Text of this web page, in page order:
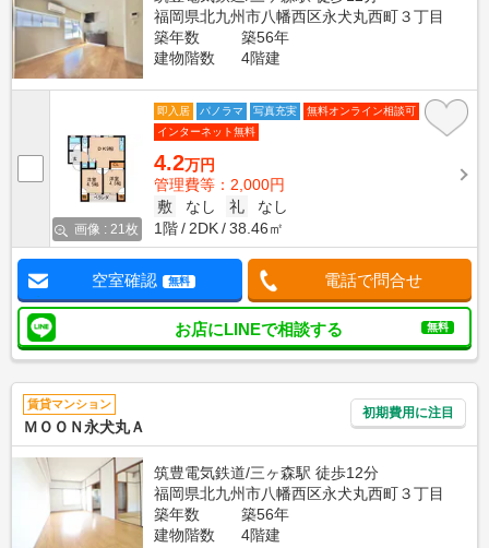
福岡県北九州市八幡西区永犬丸西町３丁目
築年数
築56年
建物階数
4階建
画像 : 21枚
即入居 パノラマ 写真充実
無料オンライン相談可
インターネット無料
4.2万円
管理費等：2,000円
敷
なし 礼
なし
1階
2DK 38.46㎡
空室確認 無料 電話で問合せ
お店にLINEで相談する 無料
賃貸マンション
ＭＯＯＮ永犬丸Ａ
初期費用に注目
筑豊電気鉄道/三ヶ森駅 徒歩12分
福岡県北九州市八幡西区永犬丸西町３丁目
築年数
築56年
建物階数
4階建